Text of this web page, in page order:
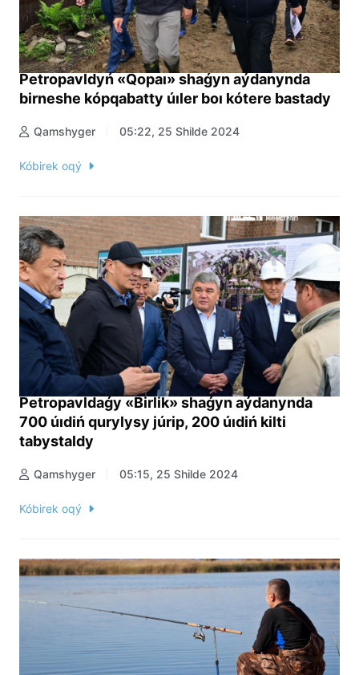
Petropavldyń «Qopaı» shaǵyn aýdanynda
birneshe kópqabatty úıler boı kótere bastady
Qamshyger 05:22, 25 Shilde 2024
Kóbirek oqý
Petropavldaǵy «Birlik» shaǵyn aýdanynda
700 úıdiń qurylysy júrip, 200 úıdiń kilti
tabystaldy
Qamshyger 05:15, 25 Shilde 2024
Kóbirek oqý